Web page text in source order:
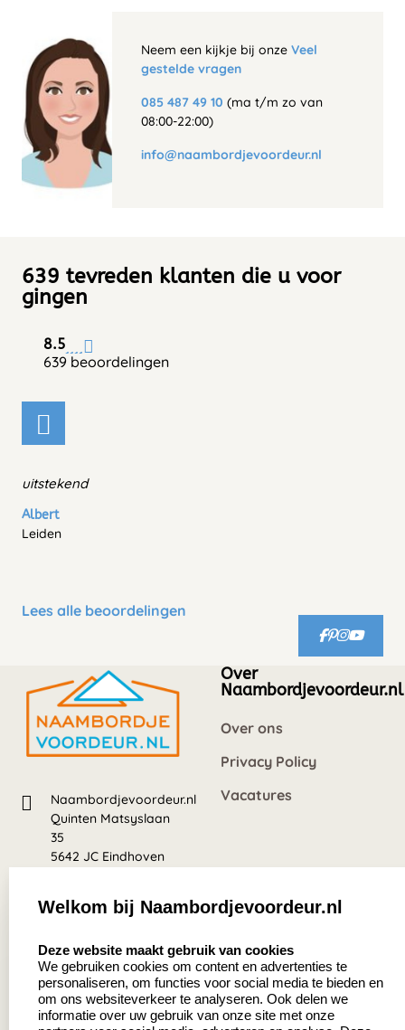
Neem een kijkje bij onze Veel
gestelde vragen
085 487 49 10 (ma t/m zo van
08:00-22:00)
info@naambordjevoordeur.nl
639 tevreden klanten die u voor
gingen
8.5
639 beoordelingen
uitstekend
Albert
Leiden
Lees alle beoordelingen
Naambordjevoordeur.nl
Quinten Matsyslaan
35
5642 JC Eindhoven
639 beoordelingen
Over
Naambordjevoordeur.nl
Over ons
Privacy Policy
Vacatures
Zakelijk: Klantenservice:
Welkom bij Naambordjevoordeur.nl
Deze website maakt gebruik van cookies
We gebruiken cookies om content en advertenties te
personaliseren, om functies voor social media te bieden en
om ons websiteverkeer te analyseren. Ook delen we
informatie over uw gebruik van onze site met onze